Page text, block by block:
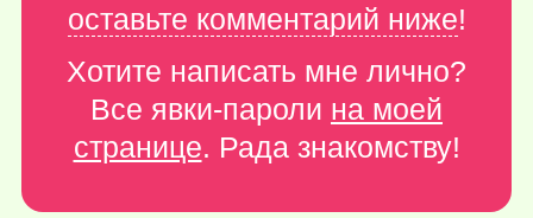
оставьте комментарий ниже!
Хотите написать мне лично?
Все явки-пароли на моей
странице. Рада знакомству!